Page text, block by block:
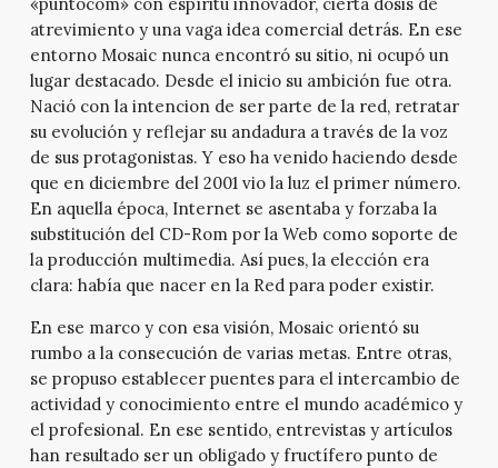
atrevimiento y una vaga idea comercial detrás. En ese
entorno Mosaic nunca encontró su sitio, ni ocupó un
lugar destacado. Desde el inicio su ambición fue otra.
Nació con la intencion de ser parte de la red, retratar
su evolución y reflejar su andadura a través de la voz
de sus protagonistas. Y eso ha venido haciendo desde
que en diciembre del 2001 vio la luz el primer número.
En aquella época, Internet se asentaba y forzaba la
substitución del CD-Rom por la Web como soporte de
la producción multimedia. Así pues, la elección era
clara: había que nacer en la Red para poder existir.
En ese marco y con esa visión, Mosaic orientó su
rumbo a la consecución de varias metas. Entre otras,
se propuso establecer puentes para el intercambio de
actividad y conocimiento entre el mundo académico y
el profesional. En ese sentido, entrevistas y artículos
han resultado ser un obligado y fructífero punto de